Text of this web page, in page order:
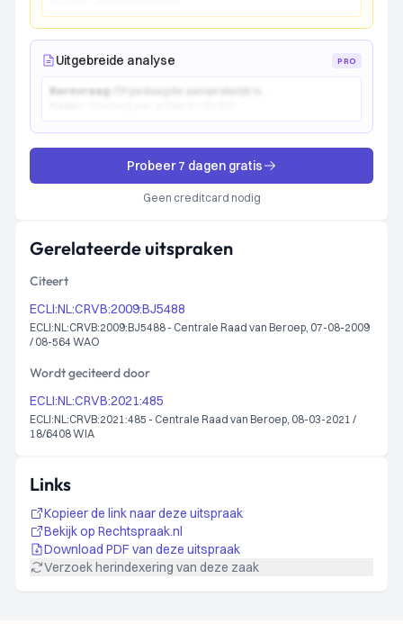
Uitgebreide analyse PRO
Kernvraag:
Probeer 7 dagen gratis
Geen creditcard nodig
Gerelateerde uitspraken
Citeert
ECLI:NL:CRVB:2009:BJ5488
ECLI:NL:CRVB:2009:BJ5488 - Centrale Raad van Beroep, 07-08-2009
/ 08-564 WAO
Wordt geciteerd door
ECLI:NL:CRVB:2021:485
ECLI:NL:CRVB:2021:485 - Centrale Raad van Beroep, 08-03-2021 /
18/6408 WIA
Links
Kopieer de link naar deze uitspraak
Bekijk op Rechtspraak.nl
Download PDF van deze uitspraak
Verzoek herindexering van deze zaak